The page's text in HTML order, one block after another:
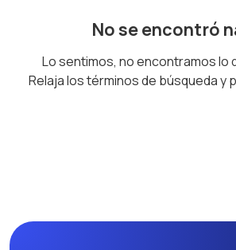
No se encontró
Lo sentimos, no encontramos lo
Relaja los términos de búsqueda y